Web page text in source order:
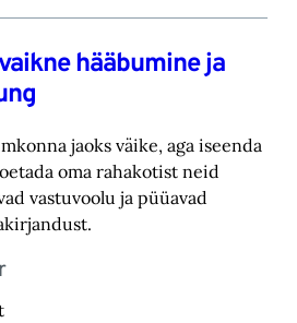
hääbumine ja
jaoks väike, aga iseenda
oma rahakotist neid
vastuvoolu ja püüavad